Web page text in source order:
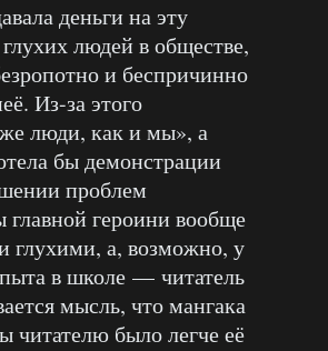
деньги на эту
людей в обществе,
и беспричинно
Из-за этого
люди, как и мы», а
бы демонстрации
проблем
главной героини вообще
глухими, а, возможно, у
в школе — читатель
мысль, что мангака
читателю было легче её